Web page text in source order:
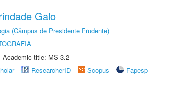
Galo
(Câmpus de Presidente Prudente)
Academic title: MS-3.2
ResearcherID Scopus
Fapesp